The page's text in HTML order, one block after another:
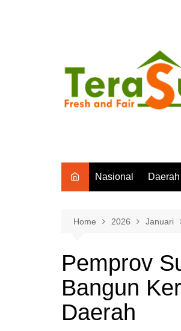
Nasional Daerah
Majene
Home 2026 Januari
Pemprov
Bangun
Daerah